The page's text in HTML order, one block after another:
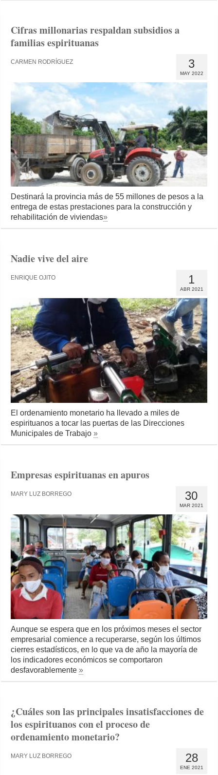
Cifras millonarias respaldan subsidios a
familias espirituanas
3
MAY 2022
CARMEN RODRÍGUEZ
Destinará la provincia más de 55 millones de pesos a la
entrega de estas prestaciones para la construcción y
rehabilitación de viviendas»
Nadie vive del aire
1
ABR 2021
ENRIQUE OJITO
El ordenamiento monetario ha llevado a miles de
espirituanos a tocar las puertas de las Direcciones
Municipales de Trabajo»
Empresas espirituanas en apuros
30
MAR 2021
MARY LUZ BORREGO
Aunque se espera que en los próximos meses el sector
empresarial comience a recuperarse, según los últimos
cierres estadísticos, en lo que va de año la mayoría de
los indicadores económicos se comportaron
desfavorablemente»
¿Cuáles son las principales insatisfacciones de
los espirituanos con el proceso de
ordenamiento monetario?
28
ENE 2021
MARY LUZ BORREGO